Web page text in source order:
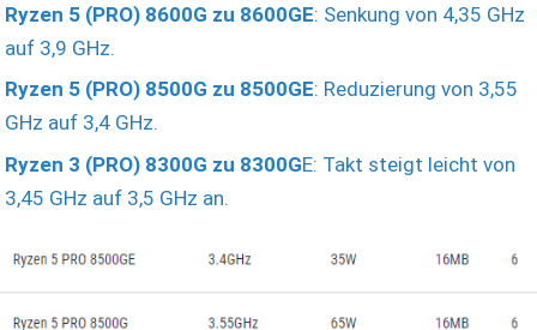
Ryzen 5 (PRO) 8600G zu 8600GE: Senkung von 4,35 GHz
auf 3,9 GHz.
Ryzen 5 (PRO) 8500G zu 8500GE: Reduzierung von 3,55
GHz auf 3,4 GHz.
Ryzen 3 (PRO) 8300G zu 8300GE: Takt steigt leicht von
3,45 GHz auf 3,5 GHz an.